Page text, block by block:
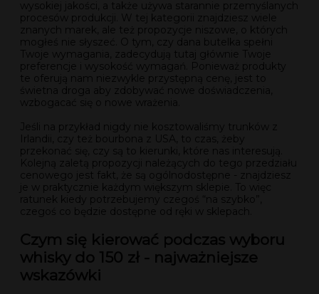
wysokiej jakości, a także używa starannie przemyślanych
procesów produkcji. W tej kategorii znajdziesz wiele
znanych marek, ale też propozycje niszowe, o których
mogłeś nie słyszeć. O tym, czy dana butelka spełni
Twoje wymagania, zadecydują tutaj głównie Twoje
preferencje i wysokość wymagań. Ponieważ produkty
te oferują nam niezwykle przystępną cenę, jest to
świetna droga aby zdobywać nowe doświadczenia,
wzbogacać się o nowe wrażenia.
Jeśli na przykład nigdy nie kosztowaliśmy trunków z
Irlandii, czy też bourbona z USA, to czas, żeby
przekonać się, czy są to kierunki, które nas interesują.
Kolejną zaletą propozycji należących do tego przedziału
cenowego jest fakt, że są ogólnodostępne - znajdziesz
je w praktycznie każdym większym sklepie. To więc
ratunek kiedy potrzebujemy czegoś “na szybko”,
czegoś co będzie dostępne od ręki w sklepach.
Czym się kierować podczas wyboru
whisky do 150 zł - najważniejsze
wskazówki